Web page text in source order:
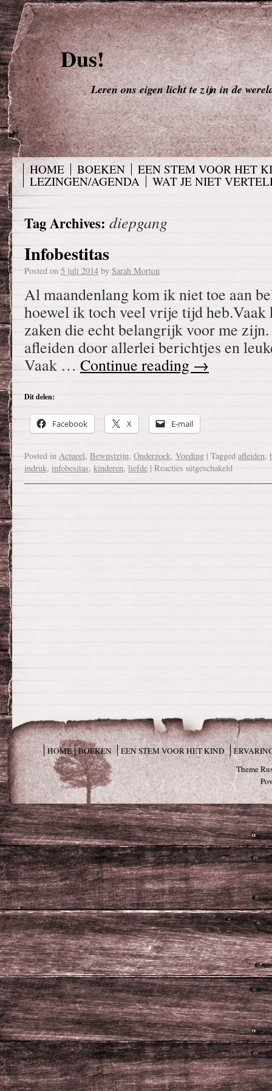
Dus!
Leren ons eigen licht te zijn in de
HOME BOEKEN
EEN STEM VOOR HET
LEZINGEN/AGENDA
WAT JE NIET
Tag Archives: diepgang
Infobestitas
Posted on 5 juli 2014 by Sarah Morton
Al maandenlang kom ik niet toe aan
hoewel ik toch veel vrije tijd heb.Vaak
zaken die echt belangrijk voor me
afleiden door allerlei berichtjes en
Vaak … Continue reading →
Dit delen:
Facebook X E-mail
Posted in Actueel, Bewustzijn, Onderzoek, Voeding | Tagged afleiden,
indruk, infobesitas, kinderen, liefde | Reacties uitgeschakeld
HOME BOEKEN EEN STEM VOOR HET KIND
Theme